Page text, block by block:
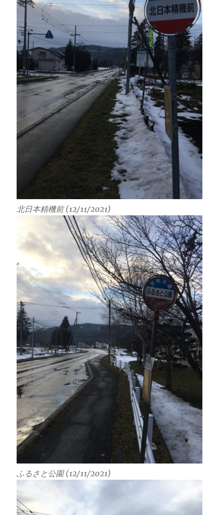
北日本精機前 (12/11/2021)
ふるさと公園 (12/11/2021)